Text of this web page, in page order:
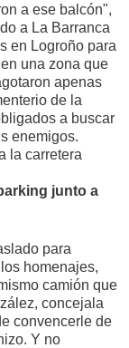
a ese balcón",
a La Barranca
en Logroño para
una zona que
apenas
de la
a buscar
enemigos.
la carretera
junto a
para
homenajes,
camión que
concejala
convencerle de
Y no